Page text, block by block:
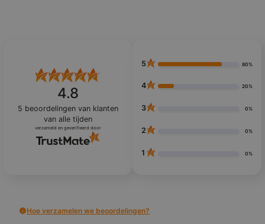
4.8
5 beoordelingen van klanten
van alle tijden
verzameld en geverifieerd door
5 80%
4 20%
3 0%
2 0%
1 0%
Hoe verzamelen we beoordelingen?